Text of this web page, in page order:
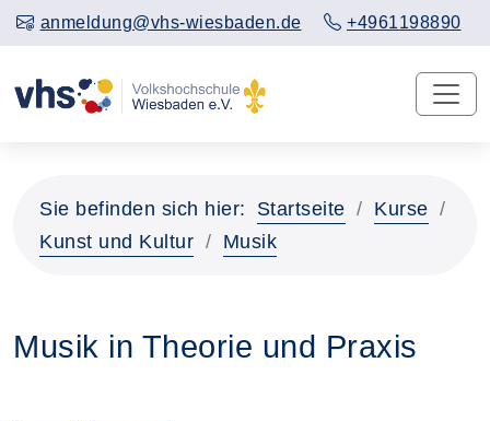
anmeldung@vhs-wiesbaden.de +4961198890
Sie befinden sich hier: Startseite
Kurse
Kunst und Kultur
Musik
Musik in Theorie und Praxis